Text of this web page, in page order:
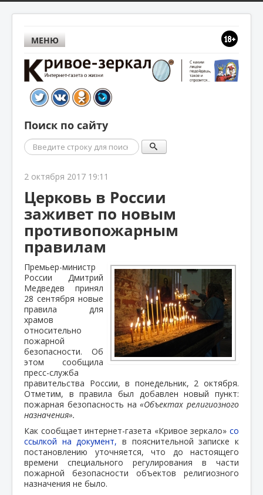
МЕНЮ
Поиск по сайту
Поиск
2 октября 2017 19:11
Церковь в России
заживет по новым
противопожарным
правилам
Премьер-министр
России Дмитрий
Медведев принял
28 сентября новые
правила для
храмов
относительно
пожарной
безопасности. Об
этом сообщила
пресс-служба
правительства России, в понедельник, 2 октября.
Отметим, в правила был добавлен новый пункт:
пожарная безопасность на«Объектах религиозного
назначения».
Как сообщает интернет-газета «Кривое зеркало» со
ссылкой на документ, в пояснительной записке к
постановлению уточняется, что до настоящего
времени специального регулирования в части
пожарной безопасности объектов религиозного
назначения не было.